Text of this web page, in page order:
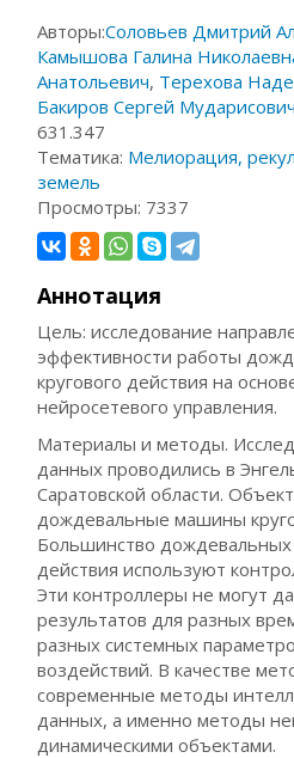
Авторы:Соловьев Дмитрий
Камышова Галина
Анатольевич, Терехова
Бакиров Сергей Мударисович
631.347
Тематика: Мелиорация,
земель
Просмотры: 7337
Аннотация
Цель: исследование
эффективности работы
кругового действия на
нейросетевого управления.
Материалы и методы.
данных проводились в
Саратовской области.
дождевальные машины
Большинство дождевальных
действия используют
Эти контроллеры не могут
результатов для разных
разных системных
воздействий. В качестве
современные методы
данных, а именно методы
динамическими объектами.